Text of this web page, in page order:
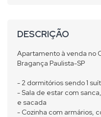
DESCRIÇÃO
Apartamento à venda no
Bragança Paulista-SP
- 2 dormitórios sendo 1
- Sala de estar com
e sacada
- Cozinha com armários,